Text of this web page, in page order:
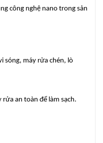
công nghệ nano trong sản
sóng, máy rửa chén, lò
an toàn để làm sạch.